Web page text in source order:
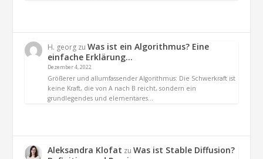
H. georg zuWas ist ein Algorithmus? Eine
einfache Erklärung…
Dezember 4, 2022
Größerer und allumfassender Algorithmus: Die Schwerkraft ist
keine Kraft, die von A nach B reicht, sondern ein
grundlegendes und elementares…
Aleksandra Klofat zuWas ist Stable Diffusion?